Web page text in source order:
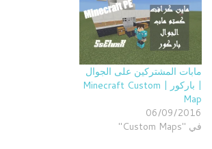
مابات المشتركين على الجوال
| باركور | Minecraft Custom
Map
06/09/2016
في "Custom Maps"